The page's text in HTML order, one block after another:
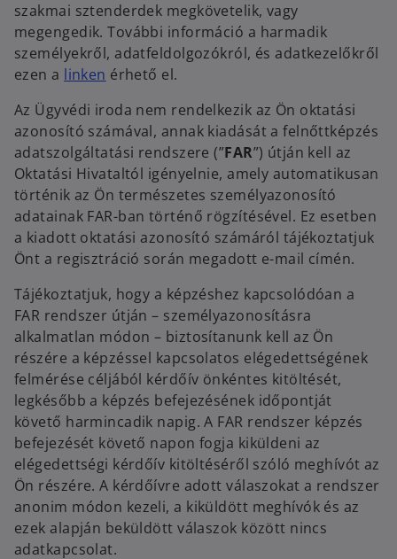
szakmai sztenderdek megkövetelik, vagy
megengedik. További információ a harmadik
személyekről, adatfeldolgozókról, és adatkezelőkről
ezen a linken érhető el.
Az Ügyvédi iroda nem rendelkezik az Ön oktatási
azonosító számával, annak kiadását a felnőttképzés
adatszolgáltatási rendszere (”FAR”) útján kell az
Oktatási Hivataltól igényelnie, amely automatikusan
történik az Ön természetes személyazonosító
adatainak FAR-ban történő rögzítésével. Ez esetben
a kiadott oktatási azonosító számáról tájékoztatjuk
Önt a regisztráció során megadott e-mail címén.
Tájékoztatjuk, hogy a képzéshez kapcsolódóan a
FAR rendszer útján – személyazonosításra
alkalmatlan módon – biztosítanunk kell az Ön
részére a képzéssel kapcsolatos elégedettségének
felmérése céljából kérdőív önkéntes kitöltését,
legkésőbb a képzés befejezésének időpontját
követő harmincadik napig. A FAR rendszer képzés
befejezését követő napon fogja kiküldeni az
elégedettségi kérdőív kitöltéséről szóló meghívót az
Ön részére. A kérdőívre adott válaszokat a rendszer
anonim módon kezeli, a kiküldött meghívók és az
ezek alapján beküldött válaszok között nincs
adatkapcsolat.